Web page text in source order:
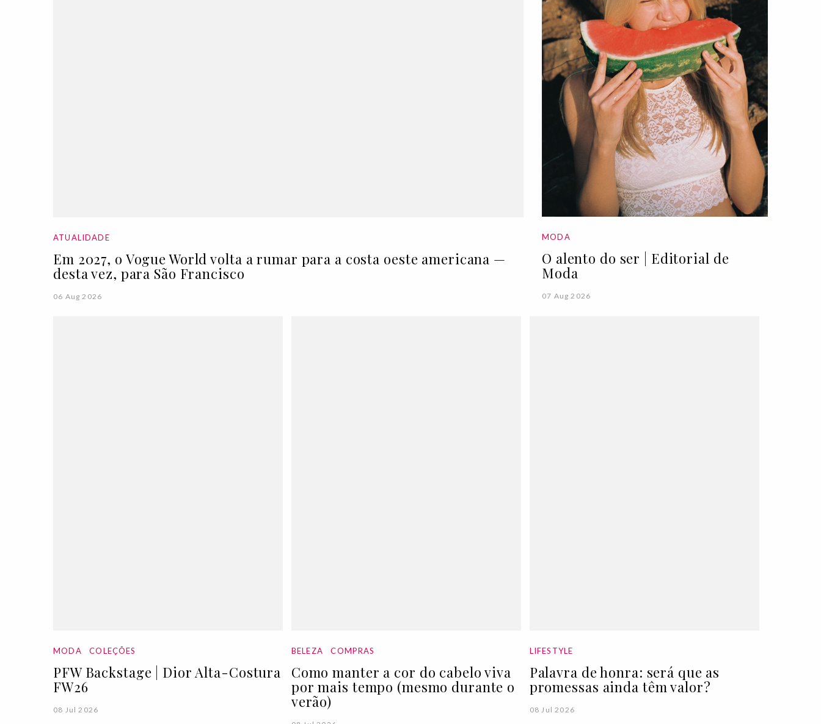
ATUALIDADE
Em 2027, o Vogue World volta a rumar para a costa oeste americana —
desta vez, para São Francisco
06 Aug 2026
MODA
O alento do ser | Editorial de
Moda
07 Aug 2026
MODA COLEÇÕES
PFW Backstage | Dior Alta-Costura
FW26
08 Jul 2026
BELEZA COMPRAS
Como manter a cor do cabelo viva
por mais tempo (mesmo durante o
verão)
LIFESTYLE
Palavra de honra: será que as
promessas ainda têm valor?
08 Jul 2026